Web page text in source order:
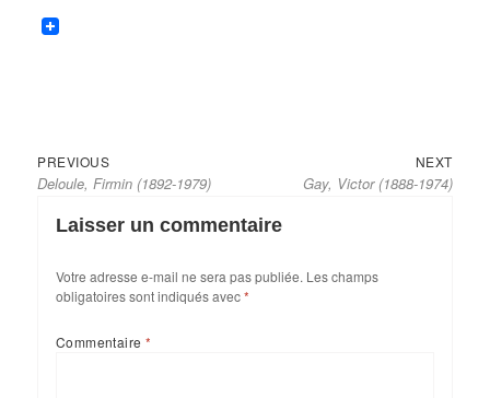
Navigation
de
l’article
PREVIOUSPrevious
post:
Deloule, Firmin (1892-1979)
NEXTNext
post:
Gay, Victor (1888-1974)
Laisser un commentaire
Votre adresse e-mail ne sera pas publiée. Les champs
obligatoires sont indiqués avec*
Commentaire*